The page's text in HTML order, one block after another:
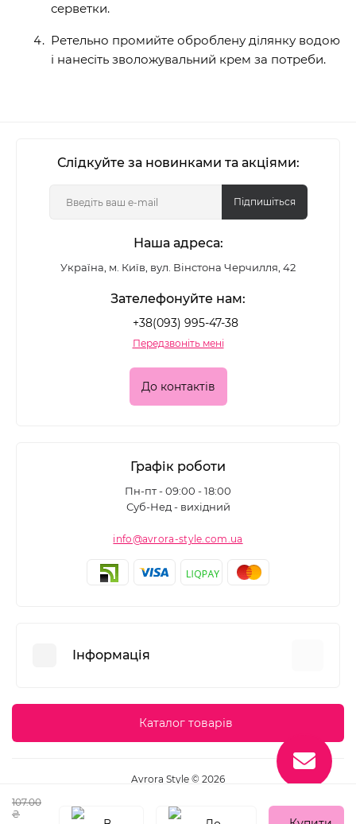
107.00
₴
серветки.
Ретельно промийте оброблену ділянку водою
і нанесіть зволожувальний крем за потреби.
Слідкуйте за новинками та акціями:
Підпишіться
Наша адреса:
Україна, м. Київ, вул. Вінстона Черчилля, 42
Зателефонуйте нам:
+38(093) 995-47-38
Передзвоніть мені
До контактів
Графік роботи
Пн-пт - 09:00 - 18:00
Суб-Нед - вихідний
info@avrora-style.com.ua
Інформація
Угода користувача
Повернення товару
Карта сайту
Каталог товарів
Avrora Style © 2026